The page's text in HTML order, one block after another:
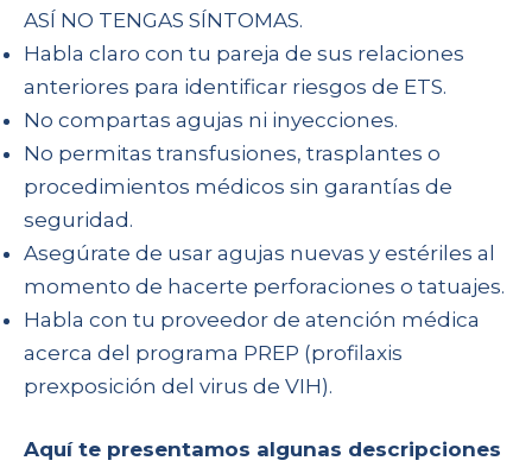
ASÍ NO TENGAS SÍNTOMAS.
Habla claro con tu pareja de sus relaciones
anteriores para identificar riesgos de ETS.
No compartas agujas ni inyecciones.
No permitas transfusiones, trasplantes o
procedimientos médicos sin garantías de
seguridad.
Asegúrate de usar agujas nuevas y estériles al
momento de hacerte perforaciones o tatuajes.
Habla con tu proveedor de atención médica
acerca del programa PREP (profilaxis
prexposición del virus de VIH).
Aquí te presentamos algunas descripciones